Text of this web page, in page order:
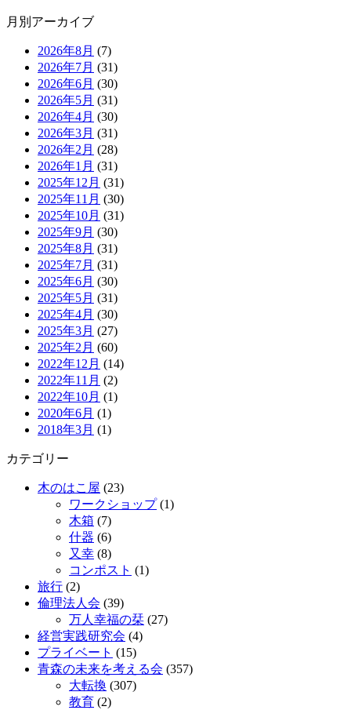
月別アーカイブ
2026年8月 (7)
2026年7月 (31)
2026年6月 (30)
2026年5月 (31)
2026年4月 (30)
2026年3月 (31)
2026年2月 (28)
2026年1月 (31)
2025年12月 (31)
2025年11月 (30)
2025年10月 (31)
2025年9月 (30)
2025年8月 (31)
2025年7月 (31)
2025年6月 (30)
2025年5月 (31)
2025年4月 (30)
2025年3月 (27)
2025年2月 (60)
2022年12月 (14)
2022年11月 (2)
2022年10月 (1)
2020年6月 (1)
2018年3月 (1)
カテゴリー
木のはこ屋 (23)
ワークショップ(1)
木箱 (7)
什器 (6)
又幸 (8)
コンポスト (1)
旅行 (2)
倫理法人会 (39)
万人幸福の栞 (27)
経営実践研究会 (4)
プライベート (15)
青森の未来を考える会 (357)
大転換 (307)
教育 (2)